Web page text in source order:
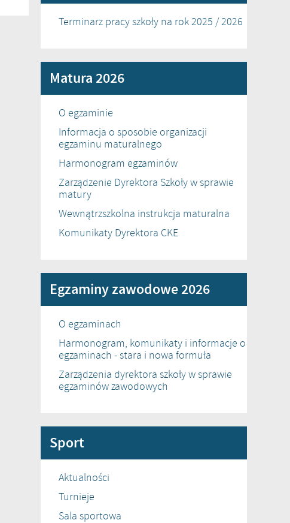
Terminarz pracy szkoły na rok 2025 / 2026
Matura 2026
O egzaminie
Informacja o sposobie organizacji
egzaminu maturalnego
Harmonogram egzaminów
Zarządzenie Dyrektora Szkoły w sprawie
matury
Wewnątrzszkolna instrukcja maturalna
Komunikaty Dyrektora CKE
Egzaminy zawodowe 2026
O egzaminach
Harmonogram, komunikaty i informacje o
egzaminach - stara i nowa formuła
Zarządzenia dyrektora szkoły w sprawie
egzaminów zawodowych
Sport
Aktualności
Turnieje
Sala sportowa